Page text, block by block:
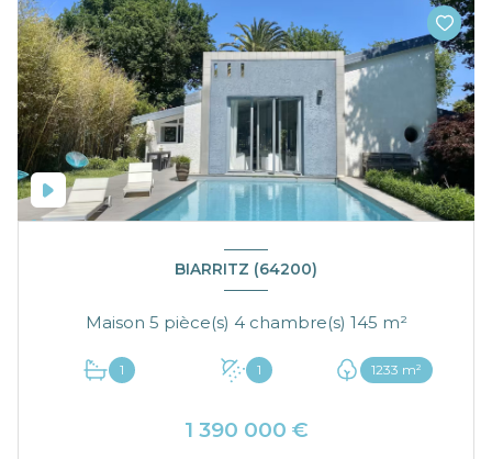
BIARRITZ (64200)
Maison 5 pièce(s) 4 chambre(s) 145 m²
1 1 1233 m²
1 390 000 €